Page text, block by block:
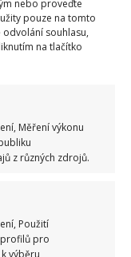
nebo proveďte
pouze na tomto
odvolání souhlasu,
na tlačítko
Měření výkonu
z různých zdrojů.
Použití
profilů pro
výběru